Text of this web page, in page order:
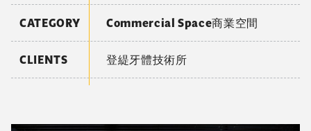
CATEGORY Commercial Space商業空間
CLIENTS 登緹牙體技術所